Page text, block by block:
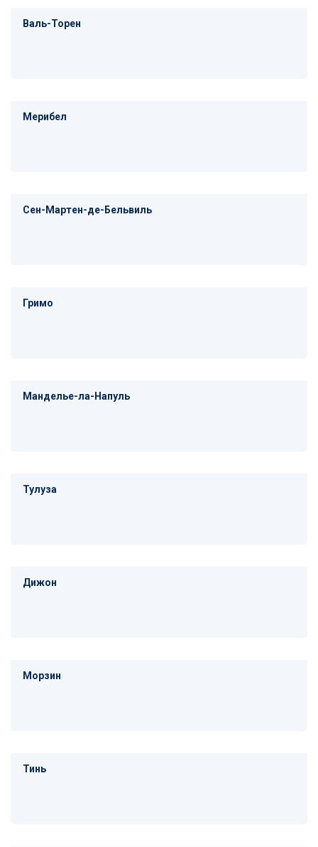
Валь-Торен
Мерибел
Сен-Мартен-де-Бельвиль
Гримо
Манделье-ла-Напуль
Тулуза
Дижон
Морзин
Тинь